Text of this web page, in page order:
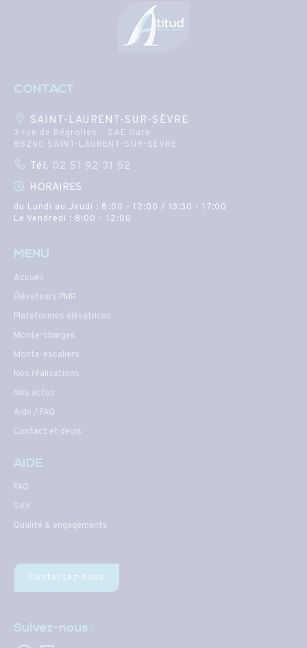
CONTACT
SAINT-LAURENT-SUR-SÈVRE
3 rue de Bégrolles - ZAE Gare
85290 SAINT-LAURENT-SUR-SÈVRE
Tél. 02 51 92 31 52
HORAIRES
du Lundi au Jeudi : 8:00 - 12:00 / 13:30 - 17:00
Le Vendredi : 8:00 - 12:00
MENU
Accueil
Élévateurs PMR
Plateformes élévatrices
Monte-charges
Monte-escaliers
Nos réalisations
Nos actus
Aide / FAQ
Contact et devis
AIDE
FAQ
SAV
Qualité & engagements
Contactez-nous
Suivez-nous :